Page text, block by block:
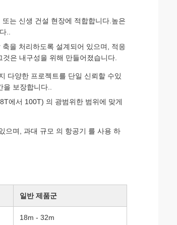
는 신생 건설 현장에 적합합니다.높은
..
을 처리하도록 설계되어 있으며, 적응
은 내구성을 위해 만들어졌습니다.
다양한 프로젝트를 단일 신뢰할 수있
보장합니다..
에서 100T) 의 광범위한 범위에 맞게
으며, 과대 규모 의 항공기 를 사용 하
일반 제품군
18m - 32m